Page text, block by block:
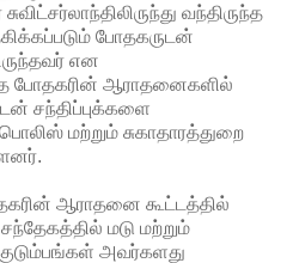
வந்திருந்த
போதகருடன்
என
போதகரின் ஆராதனைகளில்
சந்திப்புக்களை
மற்றும் சுகாதாரத்துறை
ஆராதனை கூட்டத்தில்
மடு மற்றும்
அவர்களது